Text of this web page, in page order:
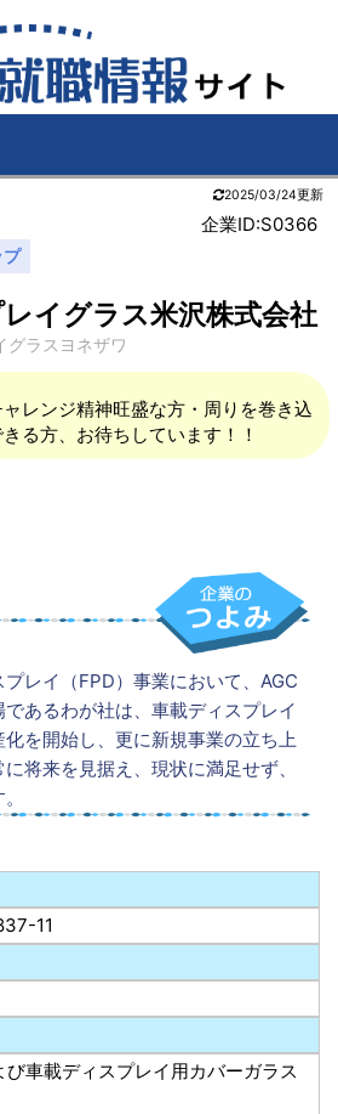
2025/03/24更新
企業ID:S0366
プ
イグラス米沢株式会社
グラスヨネザワ
レンジ精神旺盛な方・周りを巻き込
る方、お待ちしています！！
レイ（FPD）事業において、AGC
あるわが社は、車載ディスプレイ
を開始し、更に新規事業の立ち上
将来を見据え、現状に満足せず、
11
車載ディスプレイ用カバーガラス